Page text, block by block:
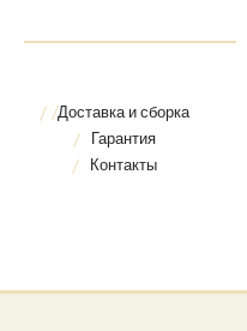
Доставка и сборка
Гарантия
Контакты